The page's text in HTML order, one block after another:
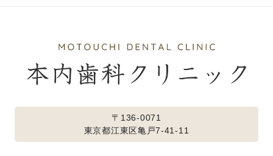
〒136-0071
東京都江東区亀戸7-41-11